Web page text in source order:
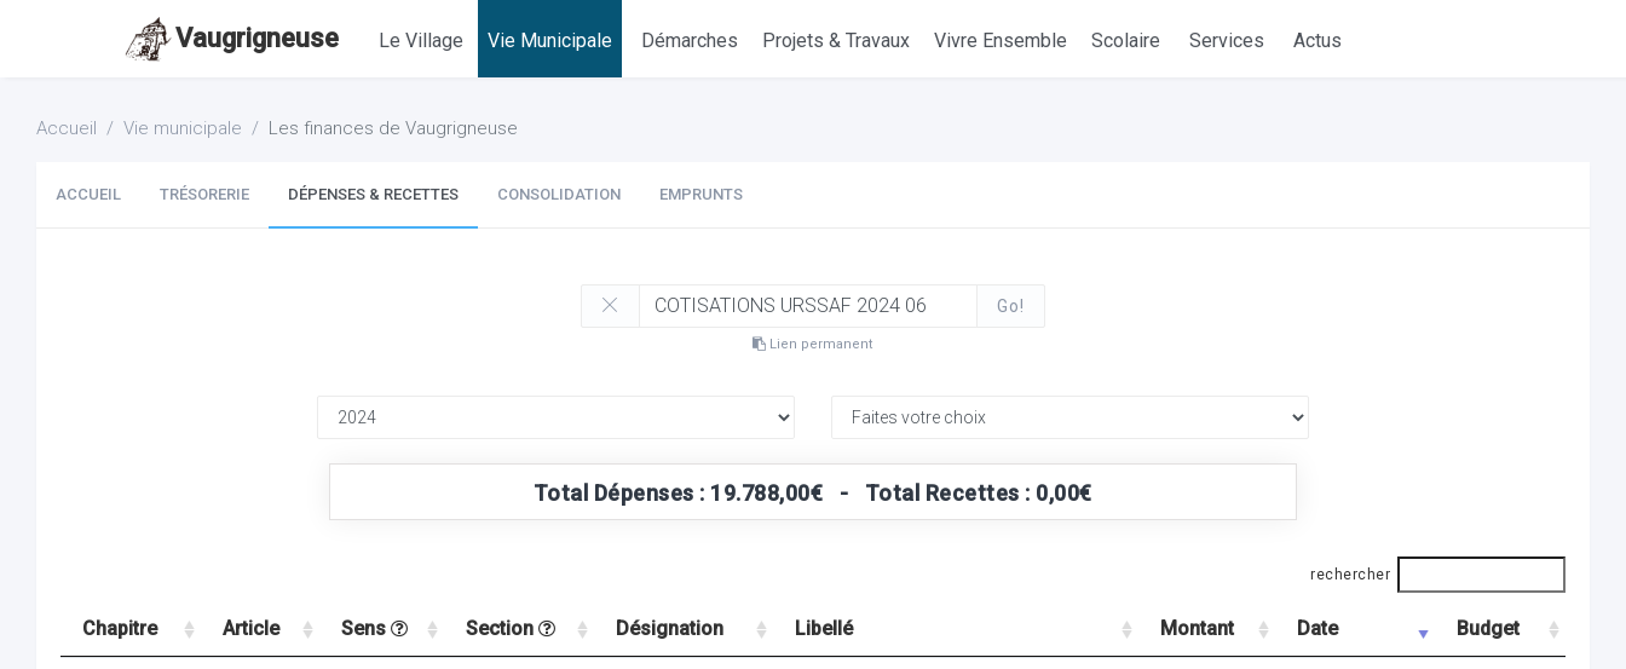
Vaugrigneuse Le Village Vie Municipale Démarches Projets & Travaux Vivre Ensemble Scolaire Services Actus
Accueil Vie municipale Les finances de Vaugrigneuse
ACCUEIL TRÉSORERIE DÉPENSES & RECETTES CONSOLIDATION EMPRUNTS
Go!
Lien permanent
Total Dépenses : 19.788,00€ - Total Recettes : 0,00€
rechercher
Chapitre Article Sens Section Désignation Libellé Montant Date Budget